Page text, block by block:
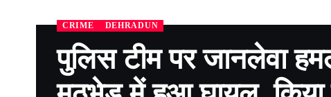
CRIME DEHRADUN
पुलिस टीम पर जानलेवा